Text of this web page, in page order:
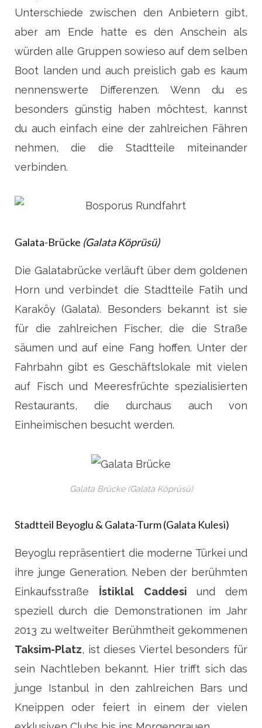
Unterschiede zwischen den Anbietern gibt,
aber am Ende hatte es den Anschein als
würden alle Gruppen sowieso auf dem selben
Boot landen und auch preislich gab es kaum
nennenswerte Differenzen. Wenn du es
besonders günstig haben möchtest, kannst
du auch einfach eine der zahlreichen Fähren
nehmen, die die Stadtteile miteinander
verbinden.
Galata-Brücke (Galata Köprüsü)
Die Galatabrücke verläuft über dem goldenen
Horn und verbindet die Stadtteile Fatih und
Karaköy (Galata). Besonders bekannt ist sie
für die zahlreichen Fischer, die die Straße
säumen und auf eine Fang hoffen. Unter der
Fahrbahn gibt es Geschäftslokale mit vielen
auf Fisch und Meeresfrüchte spezialisierten
Restaurants, die durchaus auch von
Einheimischen besucht werden.
Galata Brücke (Galata Köprüsü)
Stadtteil Beyoglu & Galata-Turm (Galata Kulesi)
Beyoglu repräsentiert die moderne Türkei und
ihre junge Generation. Neben der berühmten
Einkaufsstraße İstiklal Caddesi und dem
speziell durch die Demonstrationen im Jahr
2013 zu weltweiter Berühmtheit gekommenen
Taksim-Platz, ist dieses Viertel besonders für
sein Nachtleben bekannt. Hier trifft sich das
junge Istanbul in den zahlreichen Bars und
Kneippen oder feiert in einem der vielen